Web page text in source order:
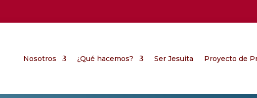
Nosotros ¿Qué hacemos? Ser Jesuita Proyecto de